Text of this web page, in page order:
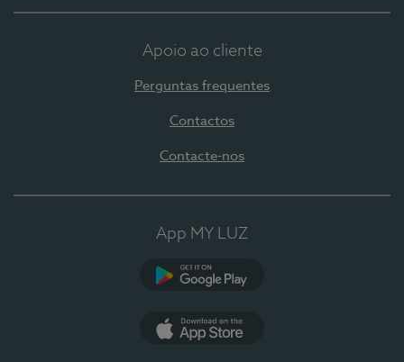
Apoio ao cliente
Perguntas frequentes
Contactos
Contacte-nos
App MY LUZ